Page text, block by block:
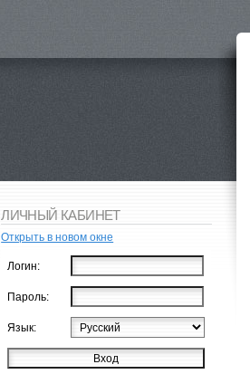
ЛИЧНЫЙ КАБИНЕТ
Открыть в новом окне
Логин:
Пароль:
Язык: